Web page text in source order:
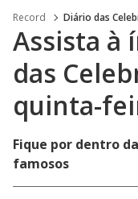
Record Diário das
Assista à
das
quinta-
Fique por dentro
famosos